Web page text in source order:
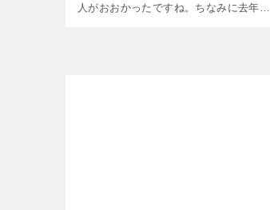
人がおおかったですね。ちなみに去年、